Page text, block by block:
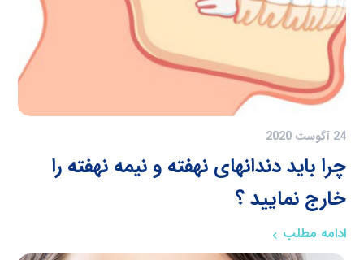
24 آگوست 2020
چرا باید دندانهای نهفته و نیمه نهفته را
خارج نمایید ؟
ادامه مطلب